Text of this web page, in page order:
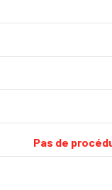
Pas de